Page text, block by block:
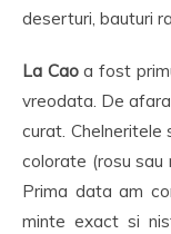
deserturi, bauturi
La Caoa fost
vreodata. De
curat. Chelneritele
colorate (rosu sau
Prima data am
minte exact si